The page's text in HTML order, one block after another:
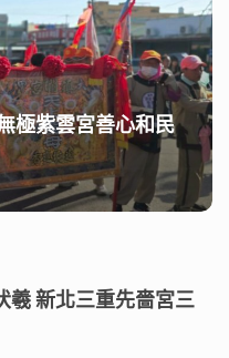
極紫雲宮善心和民
羲 新北三重先嗇宮三